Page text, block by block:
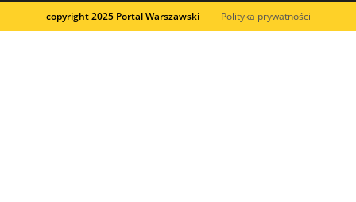
copyright 2025 Portal Warszawski Polityka prywatności